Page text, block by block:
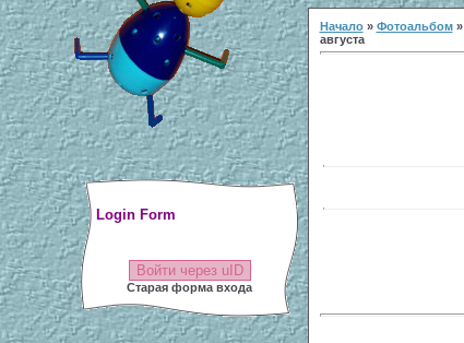
Login Form
Войти через uID
Старая форма входа
Начало» Фотоальбом»
августа